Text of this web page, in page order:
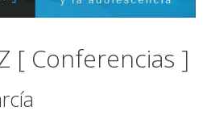
[ Conferencias ]